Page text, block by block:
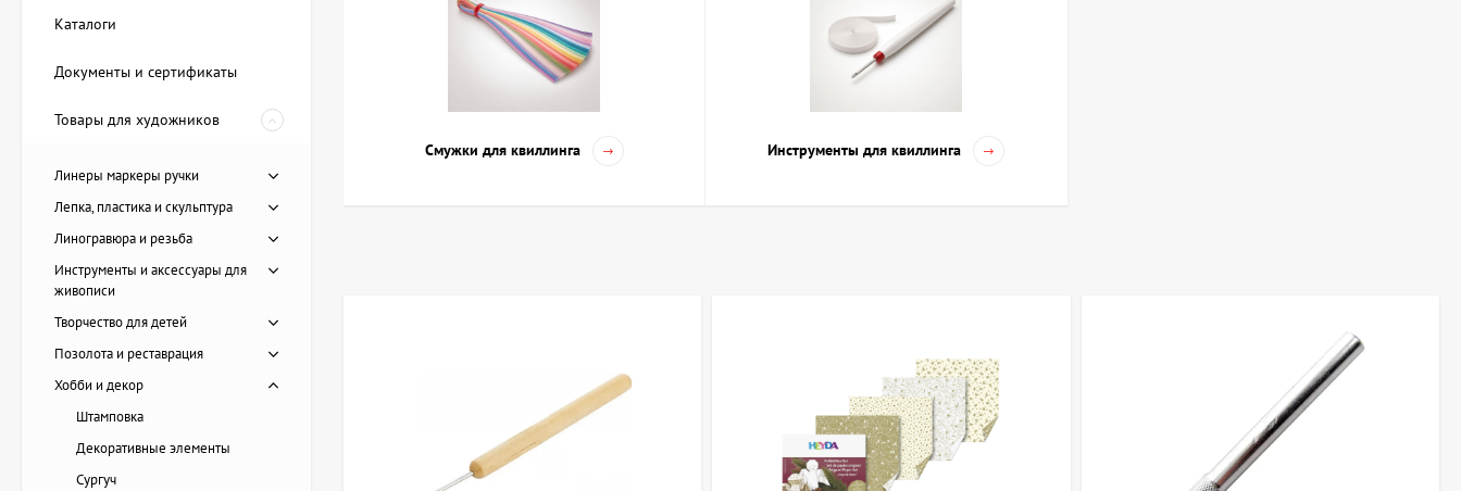
Полоски бумаги разной ширины и цвета — от классических однотонных до металлических и перламутровых;
Инструменты для скручивания — иглы, пинцеты, щипцы, они упрощают работу с тонкими полосками;
Основа для аппликаций и рамки — картон и деревянные элементы для крепления готовых работ;
Наборы для квиллинга — готовые комплекты с инструкциями, которые помогут новичкам быстро начать творить.
В зависимости от предполагаемой задачи и сложности проекта в artdom.com.ua можно подобрать материалы для создания нежных объемных цветов,
Текстуру бумаги — от матовой до глянцевой, некоторые материалы создают особый визуальный эффект;
Наличие специальных инструментов — они облегчают выполнение сложных скруток и повышают качество работы.
Квилинг подходит для любителей ручного творчества всех возрастов, он развивает мелкую моторику и позволяет создавать оригинальные подарки и
декор. В АртДом всегда можно получить консультацию, чтобы подобрать материалы, соответствующие именно вашим требованиям и проектам.
Смужки для квиллинга Инструменты для квиллинга
Каталоги
Документы и сертификаты
Товары для художников
Линеры маркеры ручки
Лепка, пластика и скульптура
Линогравюра и резьба
Инструменты и аксессуары для
живописи
Творчество для детей
Позолота и реставрация
Хобби и декор
Штамповка
Декоративные элементы
Сургуч